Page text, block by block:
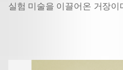
실험 미술을 이끌어온 거장이